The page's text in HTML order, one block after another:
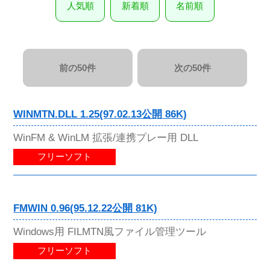
人気順 新着順 名前順
前の50件 次の50件
WINMTN.DLL 1.25(97.02.13公開 86K)
WinFM & WinLM 拡張/連携プレー用 DLL
フリーソフト
FMWIN 0.96(95.12.22公開 81K)
Windows用 FILMTN風ファイル管理ツール
フリーソフト